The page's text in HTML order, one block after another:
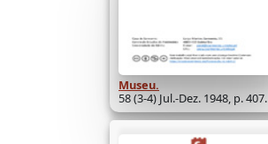
Museu.
58 (3-4) Jul.-Dez. 1948, p. 407.